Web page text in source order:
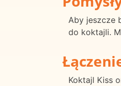
Aby jeszcze
do koktajli.
Koktajl Kiss